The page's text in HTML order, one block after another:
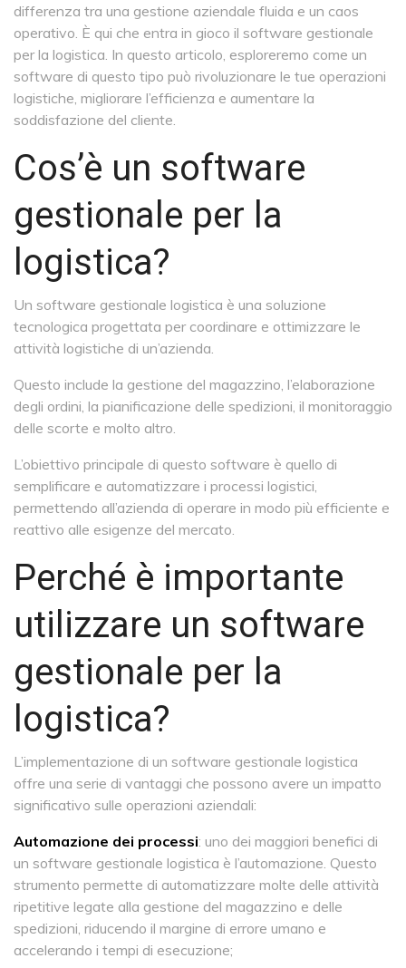
differenza tra una gestione aziendale fluida e un caos
operativo. È qui che entra in gioco il software gestionale
per la logistica. In questo articolo, esploreremo come un
software di questo tipo può rivoluzionare le tue operazioni
logistiche, migliorare l’efficienza e aumentare la
soddisfazione del cliente.
Cos’è un software
gestionale per la
logistica?
Un software gestionale logistica è una soluzione
tecnologica progettata per coordinare e ottimizzare le
attività logistiche di un’azienda.
Questo include la gestione del magazzino, l’elaborazione
degli ordini, la pianificazione delle spedizioni, il monitoraggio
delle scorte e molto altro.
L’obiettivo principale di questo software è quello di
semplificare e automatizzare i processi logistici,
permettendo all’azienda di operare in modo più efficiente e
reattivo alle esigenze del mercato.
Perché è importante
utilizzare un software
gestionale per la
logistica?
L’implementazione di un software gestionale logistica
offre una serie di vantaggi che possono avere un impatto
significativo sulle operazioni aziendali:
Automazione dei processi: uno dei maggiori benefici di
un software gestionale logistica è l’automazione. Questo
strumento permette di automatizzare molte delle attività
ripetitive legate alla gestione del magazzino e delle
spedizioni, riducendo il margine di errore umano e
accelerando i tempi di esecuzione;